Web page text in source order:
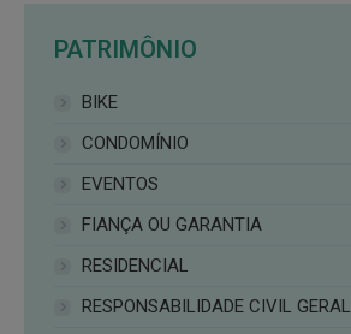
PATRIMÔNIO
BIKE
CONDOMÍNIO
EVENTOS
FIANÇA OU GARANTIA
RESIDENCIAL
RESPONSABILIDADE CIVIL GERAL